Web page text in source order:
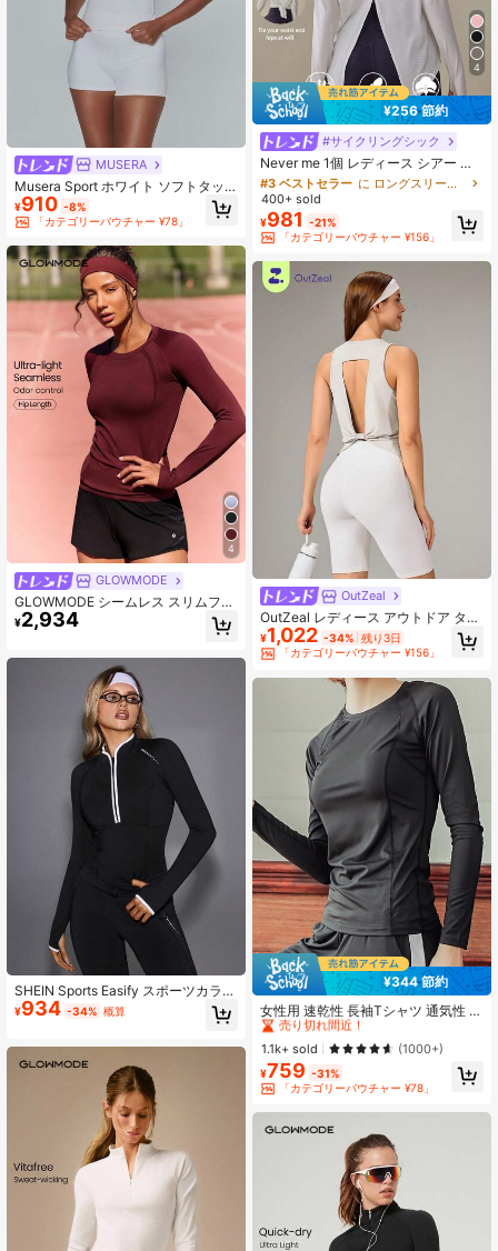
MUSERA
Musera Sport ホワイト ソフトタッ
チ スーパーフィット クルーネック
スポーツTシャツ ジム かわいい ピラ
ティス フィットネス デイリー
¥910 -8%
「カテゴリーバウチャー ¥78」
4
GLOWMODE
GLOWMODE シームレス スリムフィ
ット 長袖 ヒップ丈 抗菌 軽量 夏用
¥2,934
SHEIN Sports Easify スポーツカラー
ブロック レディース ハーフジップ
スポーツTシャツ - 前後反射性の詳
¥934 -34% 概算
4
¥256 節約
#サイクリングシック
Never me 1個 レディース シアー 無
地 長袖 アスレチック アクティブウ
ェア トップス、春/秋のヨガ ホワイ
トスポーツに適しています
#3 ベストセラー
に ロングスリーブ レディーススポーツTシャツ＆タンクトップ
売り切れ間近！
#3 ベストセラー
売り切れ間近！
#3 ベストセラー
売り切れ間近！
#3 ベストセラー
に ロングスリーブ レディーススポーツTシャツ＆タンクトップ
売り切れ間近！
400+ sold
¥981 -21%
「カテゴリーバウチャー ¥156」
OutZeal
OutZeal レディース アウトドア タン
クトップ ヨガ カジュアル ソフト ス
トレッチ バックカットアウト トップ
ス
¥1,022 -34% 残り3日
「カテゴリーバウチャー ¥156」
¥344 節約
女性用 速乾性 長袖Tシャツ 通気性 伸
縮性 ワークアウト ランニングトップ
ス ブラック スプリングスポーツ
#1 ベストセラー
に ロングスリーブ レディーススポーツTシャツ＆タンクトップ
売り切れ間近！
#1 ベストセラー
売り切れ間近！
#1 ベストセラー
売り切れ間近！
#1 ベストセラー
売り切れ間近！
1.1k+ sold (1000+)
¥759 -31%
「カテゴリーバウチャー ¥78」